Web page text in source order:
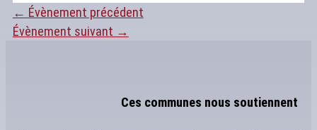
← Évènement précédent
Évènement suivant →
Ces communes nous soutiennent